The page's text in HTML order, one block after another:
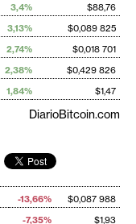
3,4%
$88,76
3,13%
$0,089 825
2,74%
$0,018 701
2,38%
$0,429 826
1,84% $1,47
DiarioBitcoin.com
-13,66%
$0,087 988
-7,35% $1,93